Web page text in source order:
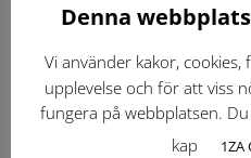
Dokumentbibliotek
Tidigare versioner
Denna
Vi använder kakor,
upplevelse och för att viss
fungera på webbplatsen.
kap
1ZA